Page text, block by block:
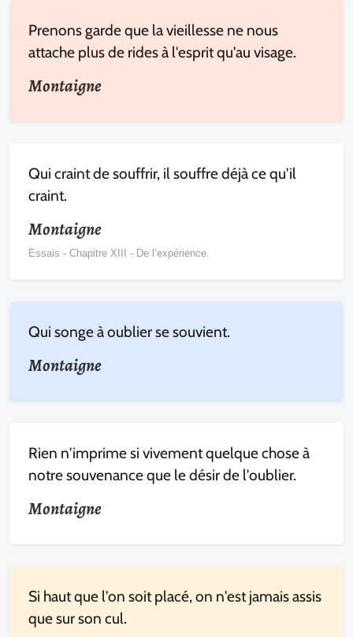
Prenons garde que la vieillesse ne nous
attache plus de rides à l'esprit qu'au visage.
Montaigne
Qui craint de souffrir, il souffre déjà ce qu'il
craint.
Montaigne
Essais - Chapitre XIII - De l’expérience.
Qui songe à oublier se souvient.
Montaigne
Rien n'imprime si vivement quelque chose à
notre souvenance que le désir de l'oublier.
Montaigne
Si haut que l'on soit placé, on n'est jamais assis
que sur son cul.